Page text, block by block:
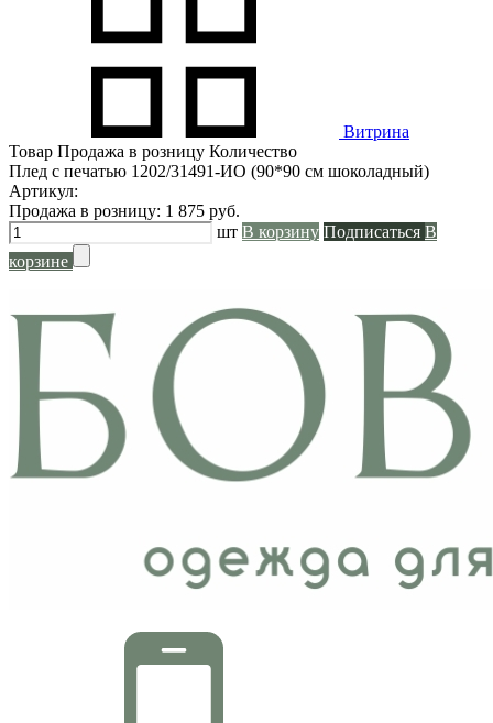
Витрина
Товар Продажа в розницу Количество
Плед с печатью 1202/31491-ИО (90*90 см шоколадный)
Артикул:
Продажа в розницу: 1 875 руб.
шт В корзину Подписаться В
корзине